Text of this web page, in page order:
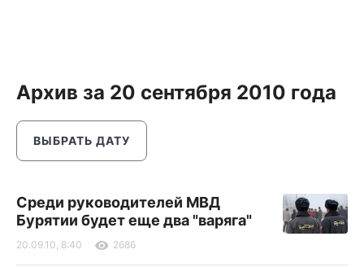
Архив за 20 сентября 2010 года
ВЫБРАТЬ ДАТУ
Среди руководителей МВД
Бурятии будет еще два "варяга"
20.09.10, 8:40 2686